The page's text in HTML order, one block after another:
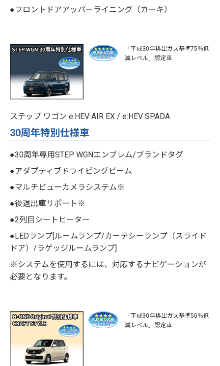
●フロントドアアッパーライニング（カーキ）
「平成30年排出ガス基準75％低
減レベル」認定車
ステップ ワゴン e:HEV AIR EX / e:HEV SPADA
30周年特別仕様車
●30周年専用STEP WGNエンブレム/ブランドタグ
●アダプティブドライビングビーム
●マルチビューカメラシステム※
●後退出庫サポート※
●2列目シートヒーター
●LEDランプ[ルームランプ/カーテシーランプ（スライド
ドア）/ラゲッジルームランプ]
※システムを使用するには、対応するナビゲーションが
必要となります。
「平成30年排出ガス基準50％低
減レベル」認定車